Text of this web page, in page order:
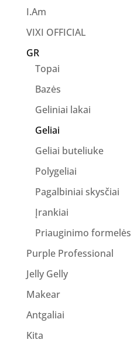
I.Am
VIXI OFFICIAL
GR
Topai
Bazės
Geliniai lakai
Geliai
Geliai buteliuke
Polygeliai
Pagalbiniai skysčiai
Įrankiai
Priauginimo formelės
Purple Professional
Jelly Gelly
Makear
Antgaliai
Kita